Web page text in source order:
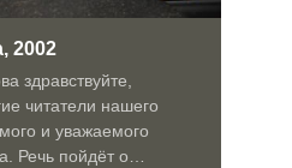
2002
здравствуйте,
читатели нашего
и уважаемого
Речь пойдёт о